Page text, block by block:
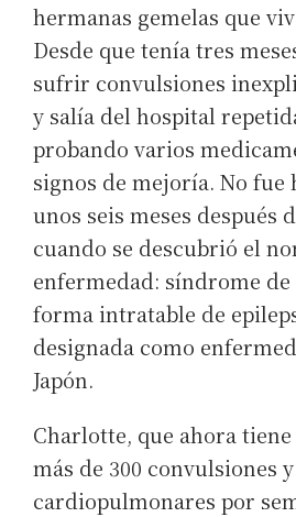
hermanas gemelas que
Desde que tenía tres
sufrir convulsiones
y salía del hospital
probando varios
signos de mejoría. No fue
unos seis meses después
cuando se descubrió el
enfermedad: síndrome de
forma intratable de
designada como
Japón.
Charlotte, que ahora
más de 300 convulsiones
cardiopulmonares por